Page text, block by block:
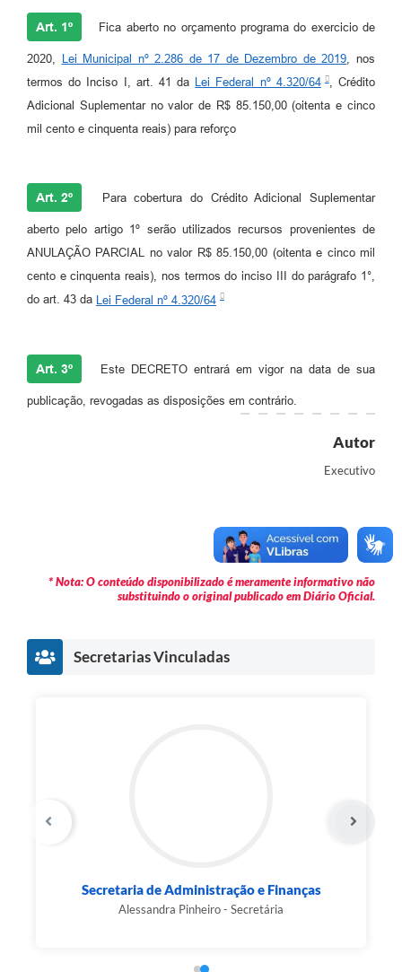
Art. 1º Fica aberto no orçamento programa do exercicio de
2020, Lei Municipal nº 2.286 de 17 de Dezembro de 2019 , nos
termos do Inciso I, art. 41 da Lei Federal nº 4.320/64 , Crédito
Adicional Suplementar no valor de R$ 85.150,00 (oitenta e cinco
mil cento e cinquenta reais) para reforço
Art. 2º Para cobertura do Crédito Adicional Suplementar
aberto pelo artigo 1º serão utilizados recursos provenientes de
ANULAÇÃO PARCIAL no valor R$ 85.150,00 (oitenta e cinco mil
cento e cinquenta reais), nos termos do inciso III do parágrafo 1°,
do art. 43 da Lei Federal nº 4.320/64
Art. 3º Este DECRETO entrará em vigor na data de sua
publicação, revogadas as disposições em contrário.
Autor
Executivo
* Nota: O conteúdo disponibilizado é meramente informativo não
substituindo o original publicado em Diário Oficial.
Secretarias Vinculadas
Secretaria de Administração e Finanças
Alessandra Pinheiro - Secretária